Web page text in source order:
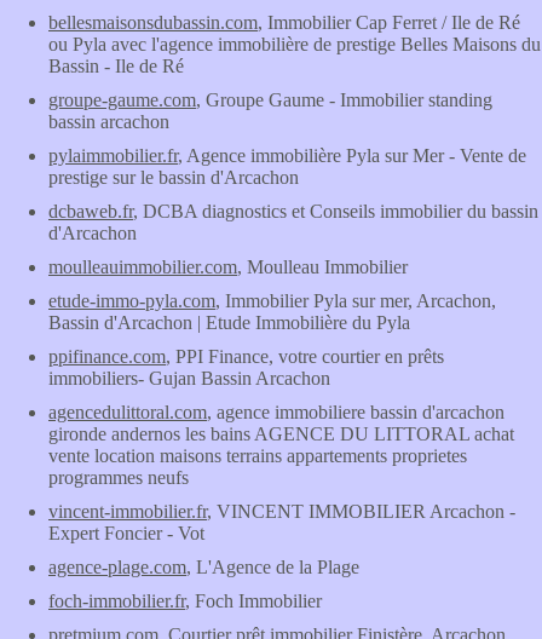
bellesmaisonsdubassin.com, Immobilier Cap Ferret / Ile de Ré
ou Pyla avec l'agence immobilière de prestige Belles Maisons du
Bassin - Ile de Ré
groupe-gaume.com, Groupe Gaume - Immobilier standing
bassin arcachon
pylaimmobilier.fr, Agence immobilière Pyla sur Mer - Vente de
prestige sur le bassin d'Arcachon
dcbaweb.fr, DCBA diagnostics et Conseils immobilier du bassin
d'Arcachon
moulleauimmobilier.com, Moulleau Immobilier
etude-immo-pyla.com, Immobilier Pyla sur mer, Arcachon,
Bassin d'Arcachon | Etude Immobilière du Pyla
ppifinance.com, PPI Finance, votre courtier en prêts
immobiliers- Gujan Bassin Arcachon
agencedulittoral.com, agence immobiliere bassin d'arcachon
gironde andernos les bains AGENCE DU LITTORAL achat
vente location maisons terrains appartements proprietes
programmes neufs
vincent-immobilier.fr, VINCENT IMMOBILIER Arcachon -
Expert Foncier - Vot
agence-plage.com, L'Agence de la Plage
foch-immobilier.fr, Foch Immobilier
pretmium.com , Courtier prêt immobilier Finistère, Arcachon